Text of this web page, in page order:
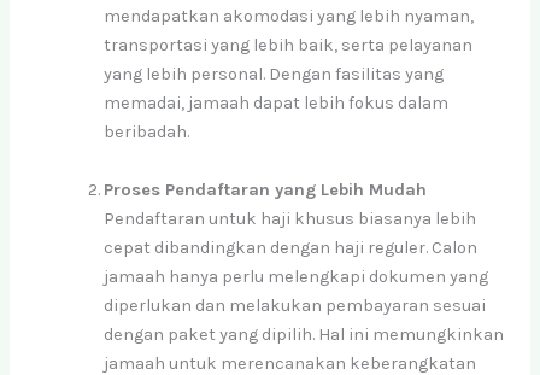
mendapatkan akomodasi yang lebih nyaman,
transportasi yang lebih baik, serta pelayanan
yang lebih personal. Dengan fasilitas yang
memadai, jamaah dapat lebih fokus dalam
beribadah.
Proses Pendaftaran yang Lebih Mudah
Pendaftaran untuk haji khusus biasanya lebih
cepat dibandingkan dengan haji reguler. Calon
jamaah hanya perlu melengkapi dokumen yang
diperlukan dan melakukan pembayaran sesuai
dengan paket yang dipilih. Hal ini memungkinkan
jamaah untuk merencanakan keberangkatan